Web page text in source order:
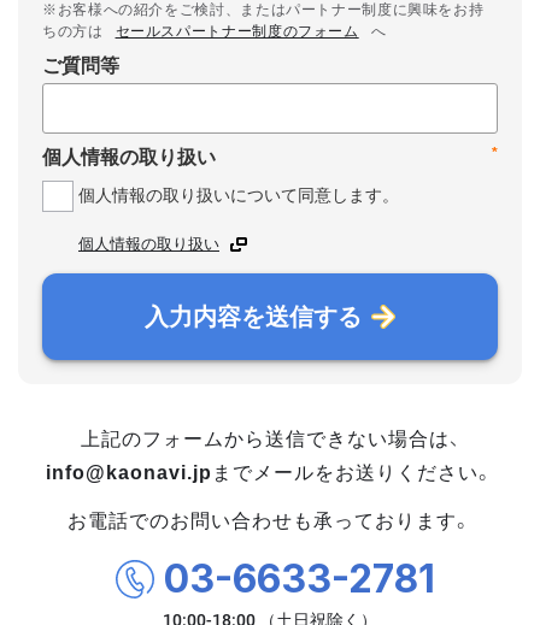
※お客様への紹介をご検討、またはパートナー制度に興味をお持
ちの方は
セールスパートナー制度のフォーム へ
ご質問等
*
個人情報の取り扱い
個人情報の取り扱いについて同意します。
個人情報の取り扱い
入力内容を送信する
上記のフォームから送信できない場合は、
info@kaonavi.jp までメールをお送りください。
お電話でのお問い合わせも承っております。
03-6633-2781